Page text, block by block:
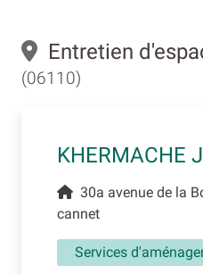
Entretien
(06110)
KHERMACHE
30a avenue de la
cannet
Services